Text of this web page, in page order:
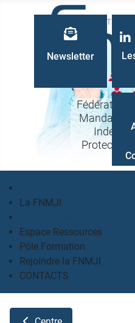
Fédération
Protection
La FNMJI
Un métier, des valeurs,
Espace Ressources
Pôle Formation
Rejoindre la FNMJI
CONTACTS
Newsletter